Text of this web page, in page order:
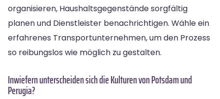
organisieren, Haushaltsgegenstände sorgfältig
planen und Dienstleister benachrichtigen. Wähle ein
erfahrenes Transportunternehmen, um den Prozess
so reibungslos wie möglich zu gestalten.
Inwiefern unterscheiden sich die Kulturen von Potsdam und
Perugia?